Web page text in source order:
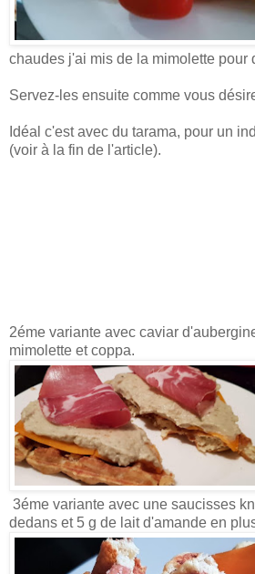
chaudes j'ai mis de la mimolette pour
Servez-les ensuite comme vous
Idéal c'est avec du tarama, pour un
(voir à la fin de l'article).
2éme variante avec caviar
mimolette et coppa.
3éme variante avec une saucisses
dedans et 5 g de lait d'amande en